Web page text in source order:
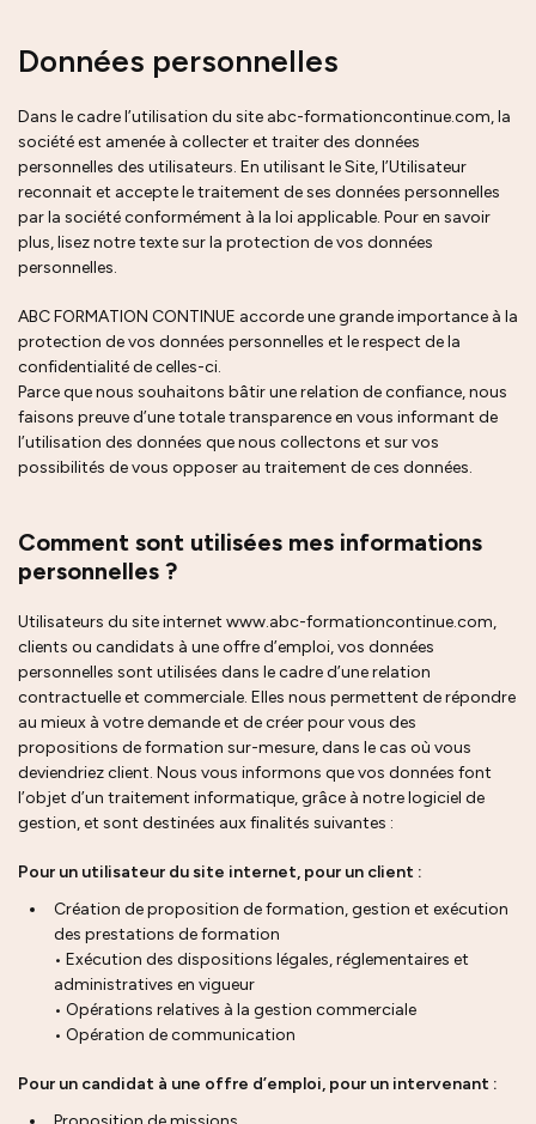
Données personnelles
Dans le cadre l’utilisation du site abc-formationcontinue.com, la
société est amenée à collecter et traiter des données
personnelles des utilisateurs. En utilisant le Site, l’Utilisateur
reconnait et accepte le traitement de ses données personnelles
par la société conformément à la loi applicable. Pour en savoir
plus, lisez notre texte sur la protection de vos données
personnelles.
ABC FORMATION CONTINUE accorde une grande importance à la
protection de vos données personnelles et le respect de la
confidentialité de celles-ci.
Parce que nous souhaitons bâtir une relation de confiance, nous
faisons preuve d’une totale transparence en vous informant de
l’utilisation des données que nous collectons et sur vos
possibilités de vous opposer au traitement de ces données.
Comment sont utilisées mes informations
personnelles ?
Utilisateurs du site internet www.abc-formationcontinue.com,
clients ou candidats à une offre d’emploi, vos données
personnelles sont utilisées dans le cadre d’une relation
contractuelle et commerciale. Elles nous permettent de répondre
au mieux à votre demande et de créer pour vous des
propositions de formation sur-mesure, dans le cas où vous
deviendriez client. Nous vous informons que vos données font
l’objet d’un traitement informatique, grâce à notre logiciel de
gestion, et sont destinées aux finalités suivantes :
Pour un utilisateur du site internet, pour un client :
Création de proposition de formation, gestion et exécution
des prestations de formation
• Exécution des dispositions légales, réglementaires et
administratives en vigueur
• Opérations relatives à la gestion commerciale
• Opération de communication
Pour un candidat à une offre d’emploi, pour un intervenant :